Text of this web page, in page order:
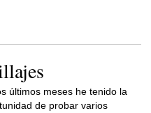
últimos meses he tenido la
de probar varios